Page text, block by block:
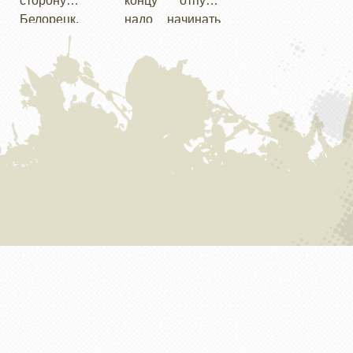
реки Зелим. И
потрясающие
красоты реки и
скал.
Белорецк.
отличная,
асфальтирован
ная, едем
быстро.
надо начинать
сторону дома.
Чтобы не
делать большую
петлю в сотни
киллиметров по
заповедника